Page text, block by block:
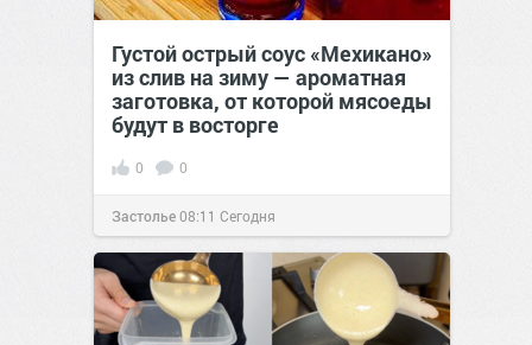
Густой острый соус «Мехикано»
из слив на зиму — ароматная
заготовка, от которой мясоеды
будут в восторге
0 0
Застолье08:11 Сегодня